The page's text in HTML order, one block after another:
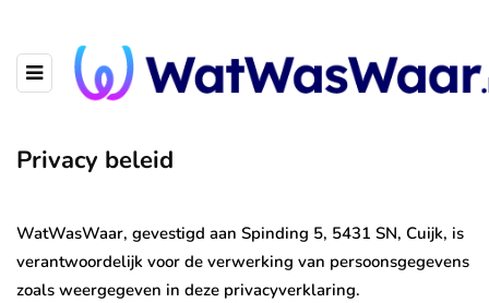
Privacy beleid
WatWasWaar, gevestigd aan Spinding 5, 5431 SN, Cuijk, is
verantwoordelijk voor de verwerking van persoonsgegevens
zoals weergegeven in deze privacyverklaring.